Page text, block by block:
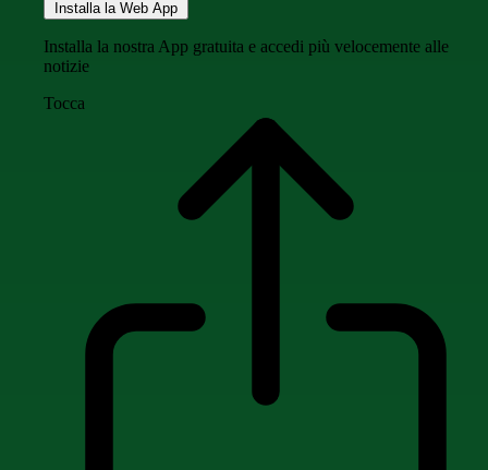
Installa la Web App
Installa la nostra App gratuita e accedi più velocemente alle
notizie
Tocca